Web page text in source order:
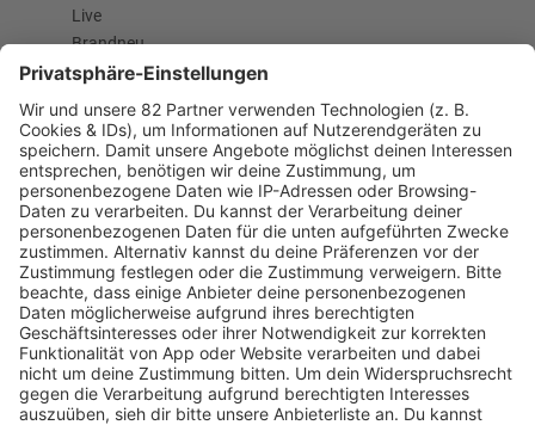
Live
Brandneu
Buzz Beat Boutique
Country
Chartbuster der Woche
Der beste Rockpop reloaded
Deutsch
Deutschrap Klassiker
EDM Dancefloor
Good Vibes
I Love Hamburg
Mallorca Party
Mitsingen
Top 100 Deutschrap
Top 100 Dance